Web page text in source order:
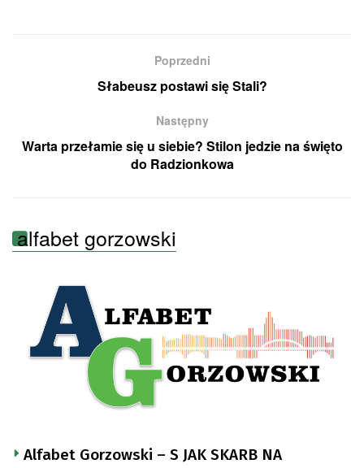
Poprzedni
Słabeusz postawi się Stali?
Następny
Warta przełamie się u siebie? Stilon jedzie na święto
do Radzionkowa
alfabet gorzowski
Alfabet Gorzowski – S JAK SKARB NA